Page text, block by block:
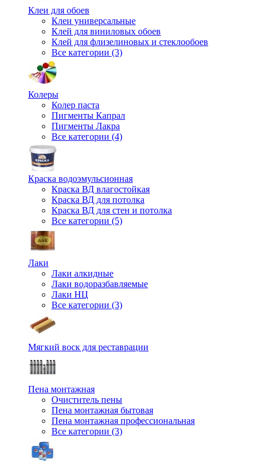
Клеи для обоев
Клеи универсальные
Клей для виниловых обоев
Клей для флизелиновых и стеклообоев
Все категории (3)
Колеры
Колер паста
Пигменты Капрал
Пигменты Лакра
Все категории (4)
Краска водоэмульсионная
Краска ВД влагостойкая
Краска ВД для потолка
Краска ВД для стен и потолка
Все категории (5)
Лаки
Лаки алкидные
Лаки водоразбавляемые
Лаки НЦ
Все категории (3)
Мягкий воск для реставрации
Пена монтажная
Очиститель пены
Пена монтажная бытовая
Пена монтажная профессиональная
Все категории (3)